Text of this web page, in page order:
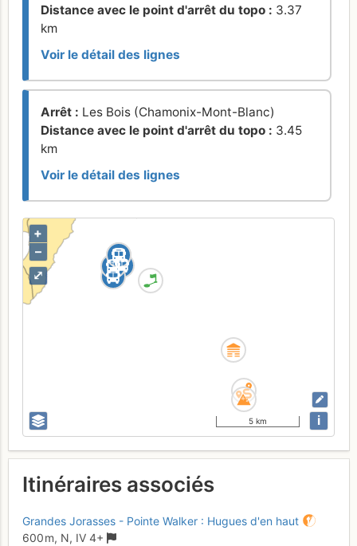
Distance avec le point d'arrêt du topo : 3.37
km
Voir le détail des lignes
Arrêt : Les Bois (Chamonix-Mont-Blanc)
Distance avec le point d'arrêt du topo : 3.45
km
Voir le détail des lignes
⤢
+
–
5 km i
Itinéraires associés
Grandes Jorasses - Pointe Walker : Hugues d'en haut
600 m, N, IV 4+